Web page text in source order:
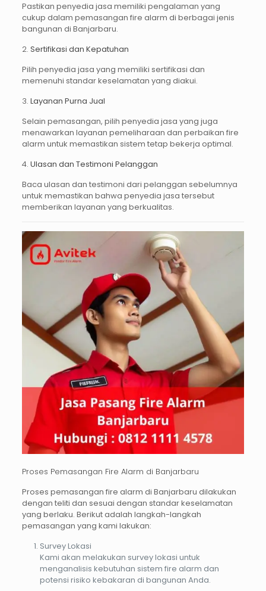
Pastikan penyedia jasa memiliki pengalaman yang
cukup dalam pemasangan fire alarm di berbagai jenis
bangunan di Banjarbaru.
2. Sertifikasi dan Kepatuhan
Pilih penyedia jasa yang memiliki sertifikasi dan
memenuhi standar keselamatan yang diakui.
3. Layanan Purna Jual
Selain pemasangan, pilih penyedia jasa yang juga
menawarkan layanan pemeliharaan dan perbaikan fire
alarm untuk memastikan sistem tetap bekerja optimal.
4. Ulasan dan Testimoni Pelanggan
Baca ulasan dan testimoni dari pelanggan sebelumnya
untuk memastikan bahwa penyedia jasa tersebut
memberikan layanan yang berkualitas.
Proses Pemasangan Fire Alarm di Banjarbaru
Proses pemasangan fire alarm di Banjarbaru dilakukan
dengan teliti dan sesuai dengan standar keselamatan
yang berlaku. Berikut adalah langkah-langkah
pemasangan yang kami lakukan:
Survey Lokasi
Kami akan melakukan survey lokasi untuk
menganalisis kebutuhan sistem fire alarm dan
potensi risiko kebakaran di bangunan Anda.